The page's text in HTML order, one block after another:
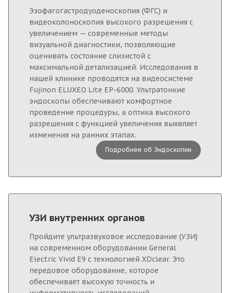
Эзофагогастродуоденоскопия (ФГС) и
видеоколоноскопия высокого разрешения с
увеличением — современные методы
визуальной диагностики, позволяющие
оценивать состояние слизистой с
максимальной детализацией. Исследования в
нашей клинике проводятся на видеосистеме
Fujinon ELUXEO Lite EP-6000. Ультратонкие
эндоскопы обеспечивают комфортное
проведение процедуры, а оптика высокого
разрешения с функцией увеличения выявляет
изменения на ранних этапах.
Подробнее об Эндоскопии
УЗИ внутренних органов
Пройдите ультразвуковое исследование (УЗИ)
на современном оборудовании General
Electric Vivid E9 с технологией XDclear. Это
передовое оборудование, которое
обеспечивает высокую точность и